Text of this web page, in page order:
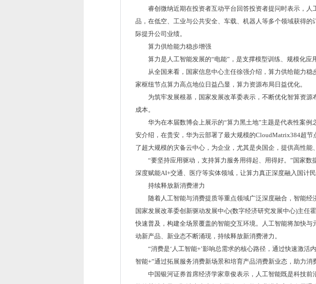
睿创微纳近期在投资者互动平台回答投资者提问时表示，
品，在低空、工业与公共安全、车载、机器人等多个领域获得
际提升公司业绩。
算力供给能力稳步增强
算力是人工智能发展的“电能”，是支撑模型训练、规模化应
从全国来看，国家信息中心主任徐强介绍，算力供给能力
家枢纽节点算力高点地位日益凸显，算力资源布局日益优化。
为筑牢发展根基，国家发展改革委表示，不断优化智算资
成本。
华为在本届数博会上展示的“算力黑土地”主题是代表性案
安介绍，在贵安，华为云部署了最大规模的CloudMatrix384超
了超大规模的灾备云中心，为企业，尤其是央国企，提供高性能
“要坚持应用驱动，支持算力服务用得起、用得好。”国家
深度赋能AI+交通、医疗等实体领域，让算力真正深度融入国计
持续释放新消费潜力
随着人工智能与消费提质等重点领域广泛深度融合，智能经
国家发展改革委创新驱动发展中心(数字经济研究发展中心)主任
快速普及，构建全场景覆盖的智能交互环境。人工智能将加快
动新产品、新业态不断涌现，持续释放新消费潜力。
“消费是‘人工智能+’影响总需求的核心路径，通过快速激
智能+”通过拓展服务消费新场景和培育产品消费新业态，助力
中国银河证券首席经济学家章俊表示，人工智能既是科技